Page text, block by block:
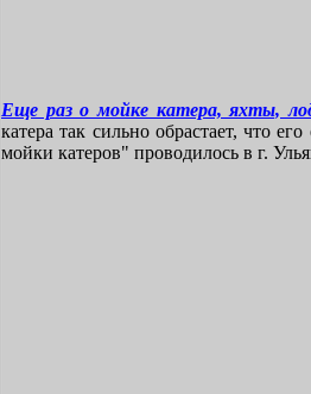
Еще раз о мойке катера, яхты,
катера так сильно обрастает, что
мойки катеров" проводилось в г.